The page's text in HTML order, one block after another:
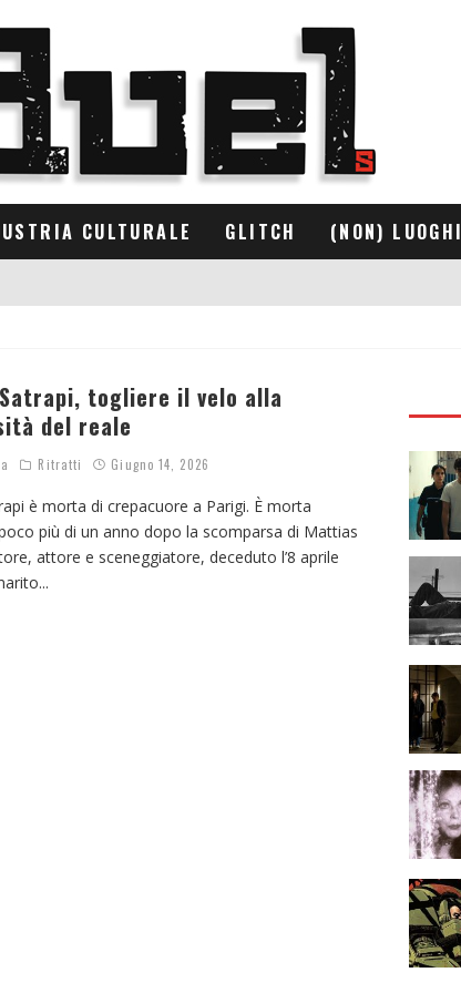
CULTURALE GLITCH (NON) LUOGHI
togliere il velo alla
del reale
Ritratti Giugno 14, 2026
è morta di crepacuore a Parigi. È morta
più di un anno dopo la scomparsa di Mattias
attore e sceneggiatore, deceduto l’8 aprile
...